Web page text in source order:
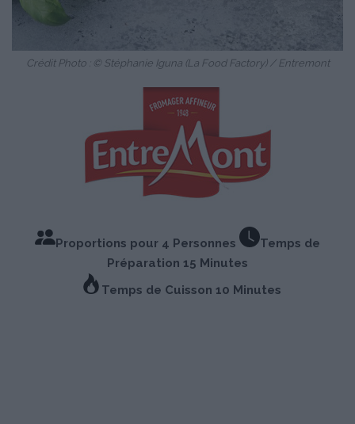
Crédit Photo : © Stéphanie Iguna (La Food Factory) / Entremont
Proportions pour 4 Personnes
Temps de
Préparation 15 Minutes
Temps de Cuisson 10 Minutes